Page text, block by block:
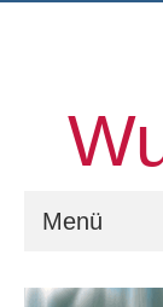
Menü
Willkommen